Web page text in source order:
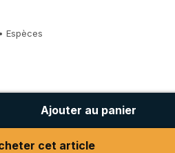
Espèces
Ajouter au panier
cet article